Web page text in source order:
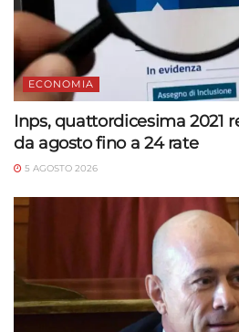
ECONOMIA
Inps, quattordicesima 2021
da agosto fino a 24 rate
5 AGOSTO 2026